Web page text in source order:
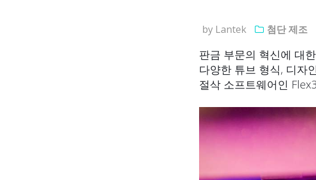
by Lantek 첨단 제조
판금 부문의 혁신에 대
다양한 튜브 형식, 디자
절삭 소프트웨어인